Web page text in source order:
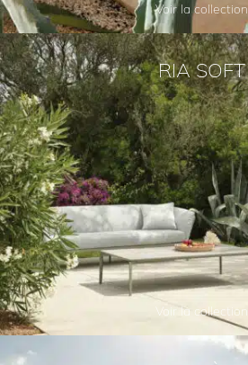
Voir la collection
RIA SOFT
Voir la collection